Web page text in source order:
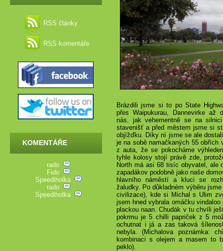
RSS články
RSS komentáře
KOMENTÁŘE
rado
Fido
Speediholka
rado
Speediholka
Brázdili jsme si to po State
přes Waipukurau, Dannevirke až
nás, jak vehementně se na
stavenišť a před městem jsme si
objížďku. Díky ní jsme se ale
je na sobě namačkaných 55 obřích
z auta, že se pokocháme
tyhle kolosy stojí právě zde,
North má asi 68 tisíc obyvatel, ale
zapadákov podobně jako naše
hlavního náměstí a kluci se
žaludky. Po důkladném výběru
civilizace), kde si Michal s Ulim
jsem hned vybrala omáčku
plackou naan. Chudák v tu chvíli
pokrmu je 5 chilli papriček z 5
ochutnat i já a zas taková
nebyla. (Michalova poznámka:
kombinaci s olejem a masem to
peklo).